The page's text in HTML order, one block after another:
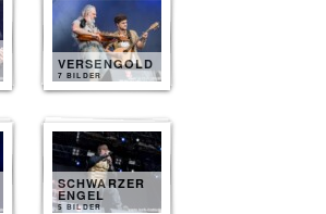
VERSENGOLD
7 BILDER
SCHWARZER
ENGEL
5 BILDER